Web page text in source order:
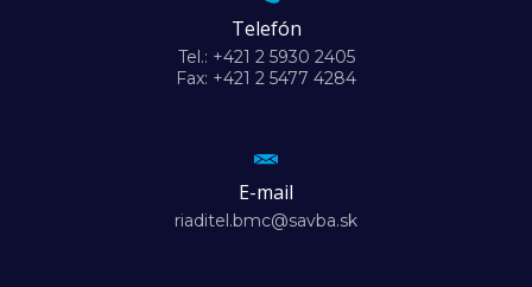
Telefón
Tel.: +421 2 5930 2405
Fax: +421 2 5477 4284
E-mail
riaditel.bmc@savba.sk